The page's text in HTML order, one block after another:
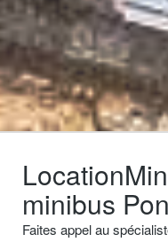
minibus
Faites appel au